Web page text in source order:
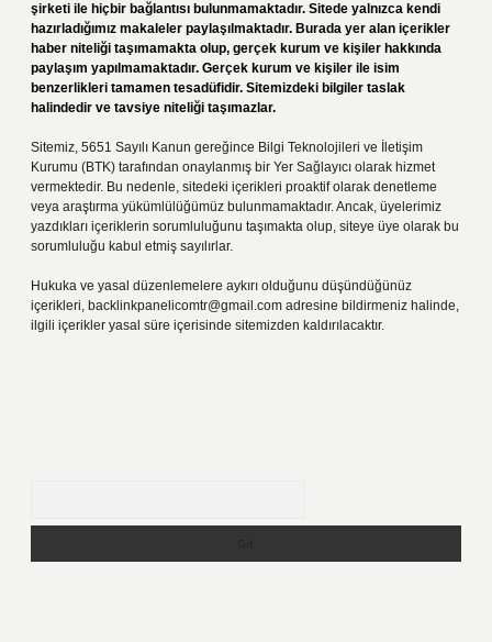
şirketi ile hiçbir bağlantısı bulunmamaktadır. Sitede yalnızca kendi
hazırladığımız makaleler paylaşılmaktadır. Burada yer alan içerikler
haber niteliği taşımamakta olup, gerçek kurum ve kişiler hakkında
paylaşım yapılmamaktadır. Gerçek kurum ve kişiler ile isim
benzerlikleri tamamen tesadüfidir. Sitemizdeki bilgiler taslak
halindedir ve tavsiye niteliği taşımazlar.
Sitemiz, 5651 Sayılı Kanun gereğince Bilgi Teknolojileri ve İletişim
Kurumu (BTK) tarafından onaylanmış bir Yer Sağlayıcı olarak hizmet
vermektedir. Bu nedenle, sitedeki içerikleri proaktif olarak denetleme
veya araştırma yükümlülüğümüz bulunmamaktadır. Ancak, üyelerimiz
yazdıkları içeriklerin sorumluluğunu taşımakta olup, siteye üye olarak bu
sorumluluğu kabul etmiş sayılırlar.
Hukuka ve yasal düzenlemelere aykırı olduğunu düşündüğünüz
içerikleri, backlinkpanelicomtr@gmail.com adresine bildirmeniz halinde,
ilgili içerikler yasal süre içerisinde sitemizden kaldırılacaktır.